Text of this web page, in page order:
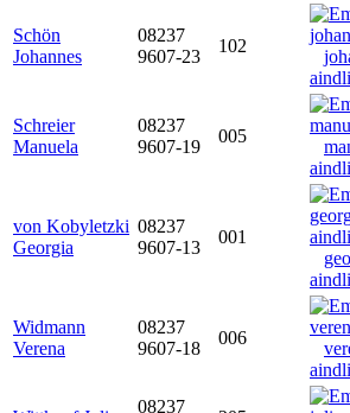
Schön
Johannes
08237
9607-23
102
Schreier
Manuela
08237
9607-19
005
von Kobyletzki
Georgia
08237
9607-13
001
Widmann
Verena
08237
9607-18
006
08237